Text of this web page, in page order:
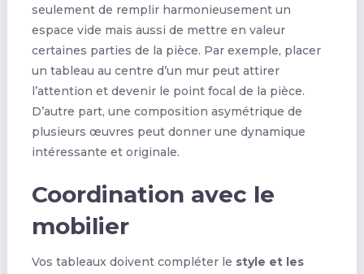
seulement de remplir harmonieusement un
espace vide mais aussi de mettre en valeur
certaines parties de la pièce. Par exemple, placer
un tableau au centre d’un mur peut attirer
l’attention et devenir le point focal de la pièce.
D’autre part, une composition asymétrique de
plusieurs œuvres peut donner une dynamique
intéressante et originale.
Coordination avec le
mobilier
Vos tableaux doivent compléter le style et les